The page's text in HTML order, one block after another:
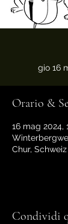
gio 16
Orario &
16 mag 2024,
Chur, Schweiz
Condividi